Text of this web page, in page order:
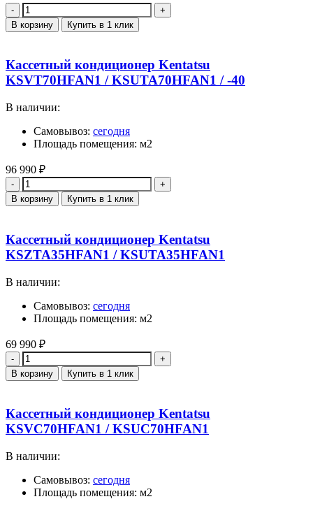
Количество
В корзину Купить в 1 клик
Кассетный кондиционер Kentatsu
KSVT70HFAN1 / KSUTA70HFAN1 / -40
В наличии:
Самовывоз: сегодня
Площадь помещения: м2
96 990 ₽
Количество
В корзину Купить в 1 клик
Кассетный кондиционер Kentatsu
KSZTA35HFAN1 / KSUTA35HFAN1
В наличии:
Самовывоз: сегодня
Площадь помещения: м2
69 990 ₽
Количество
В корзину Купить в 1 клик
Кассетный кондиционер Kentatsu
KSVC70HFAN1 / KSUC70HFAN1
В наличии:
Самовывоз: сегодня
Площадь помещения: м2